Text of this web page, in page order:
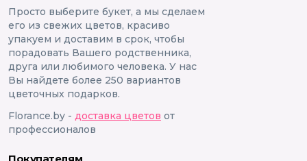
Просто выберите букет, а мы сделаем
его из свежих цветов, красиво
упакуем и доставим в срок, чтобы
порадовать Вашего родственника,
друга или любимого человека. У нас
Вы найдете более 250 вариантов
цветочных подарков.
Florance.by - доставка цветов от
профессионалов